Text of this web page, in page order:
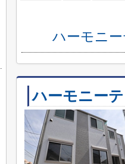
ハーモニ
ハーモニー